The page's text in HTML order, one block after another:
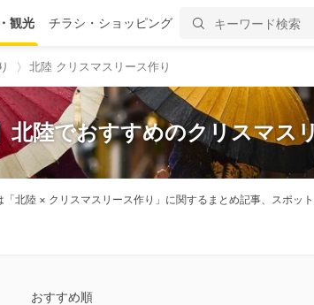
観光 チラシ・ショッピング
北陸 クリスマスリース作り
北陸でおすすめのクリスマス
北陸 × クリスマスリース作り」に関するまとめ記事、スポッ
おすすめ順